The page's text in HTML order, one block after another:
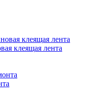
клеящая лента